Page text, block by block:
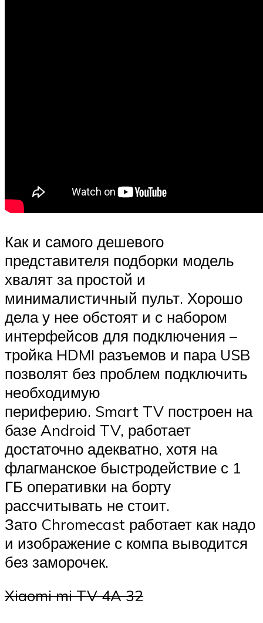
Как и самого дешевого
представителя подборки модель
хвалят за простой и
минималистичный пульт. Хорошо
дела у нее обстоят и с набором
интерфейсов для подключения –
тройка HDMI разъемов и пара USB
позволят без проблем подключить
необходимую
периферию. Smart TV построен на
базе Android TV, работает
достаточно адекватно, хотя на
флагманское быстродействие с 1
ГБ оперативки на борту
рассчитывать не стоит.
Зато Chromecast работает как надо
и изображение с компа выводится
без заморочек.
Xiaomi mi TV 4A 32